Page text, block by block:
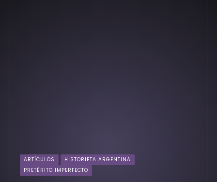
ARTÍCULOS
HISTORIETA ARGENTINA
PRETÉRITO IMPERFECTO